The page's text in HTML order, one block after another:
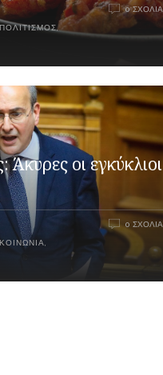
ΠΟΛΙΤΙΣΜΌΣ,
0 ΣΧΌΛΙΑ
Άκυρες οι εγκύκλιοι
ΚΟΙΝΩΝΊΑ
0 ΣΧΌΛΙΑ